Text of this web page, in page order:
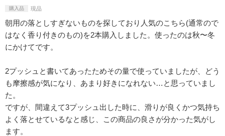
購入品 現品
朝用の落としすぎないものを探しており人気のこちら(通常ので
はなく香り付きのもの)を2本購入しました。使ったのは秋〜冬
にかけてです。
2プッシュと書いてあったためその量で使っていましたが、どう
も摩擦感が気になり、あまり好きになれない…と思っていまし
た。
ですが、間違えて3プッシュ出した時に、滑りが良くかつ気持ち
よく落とせているなと感じ、この商品の良さが分かった気がし
ます。